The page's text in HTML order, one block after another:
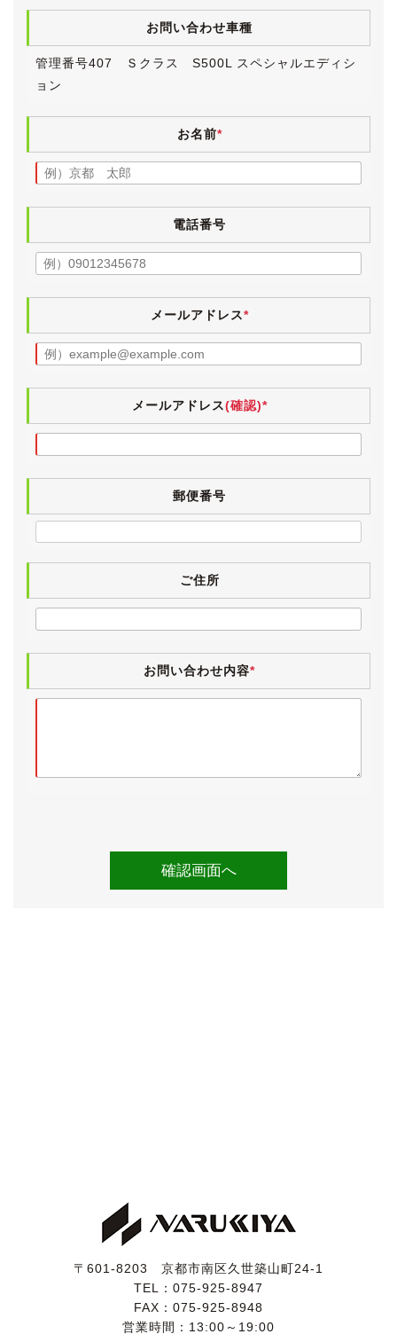
お問い合わせ車種
管理番号407 Ｓクラス S500L スペシャルエディシ
ョン
お名前*
電話番号
メールアドレス*
メールアドレス(確認)*
郵便番号
ご住所
お問い合わせ内容*
〒601-8203 京都市南区久世築山町24-1
TEL： 075-925-8947
FAX：075-925-8948
営業時間：13:00～19:00